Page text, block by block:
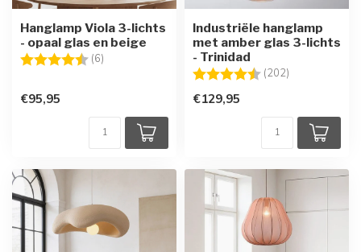
Hanglamp Viola 3-lichts
- opaal glas en beige
Beoordeling: (6)
€95,95
Industriële hanglamp
met amber glas 3-lichts
- Trinidad
Beoordeling: (202)
€129,95